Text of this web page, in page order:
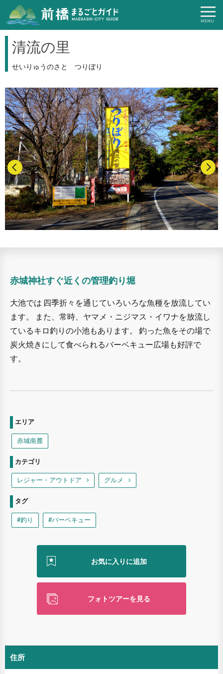
清流の里
せいりゅうのさと つりぼり
赤城神社すぐ近くの管理釣り堀
大池では 四季折々を通じていろいろな魚種を放流してい
ます。 また、常時、ヤマメ・ニジマス・イワナを放流し
ているキロ釣りの小池もあります。 釣った魚をその場で
炭火焼きにして食べられるバーベキュー広場も好評で
す。
エリア
赤城南麓
カテゴリ
レジャー・アウトドア グルメ
タグ
#釣り #バーベキュー
フォトツアーを見る
住所